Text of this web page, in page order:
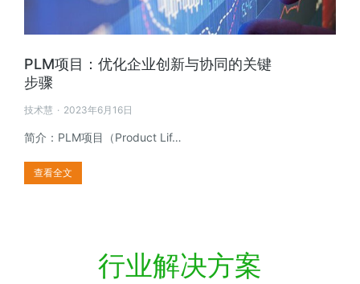
PLM项目：优化企业创新与协同的关键
步骤
技术慧 2023年6月16日
简介：PLM项目（Product Lif…
查看全文
行业解决方案